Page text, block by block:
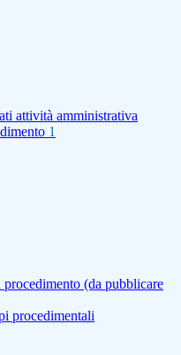
attività amministrativa
1
(da pubblicare
procedimentali